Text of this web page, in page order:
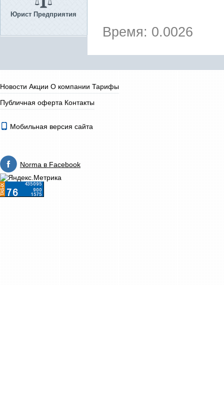
Юрист Предприятия
Время: 0.0026
Новости Акции О компании Тарифы
Публичная оферта Контакты
Мобильная версия сайта
Norma в Facebook